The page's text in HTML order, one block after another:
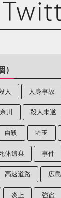
人 人身事故
川 殺人未遂
自殺 埼玉
体遺棄 事件
高速道路 広島
炎上 強盗